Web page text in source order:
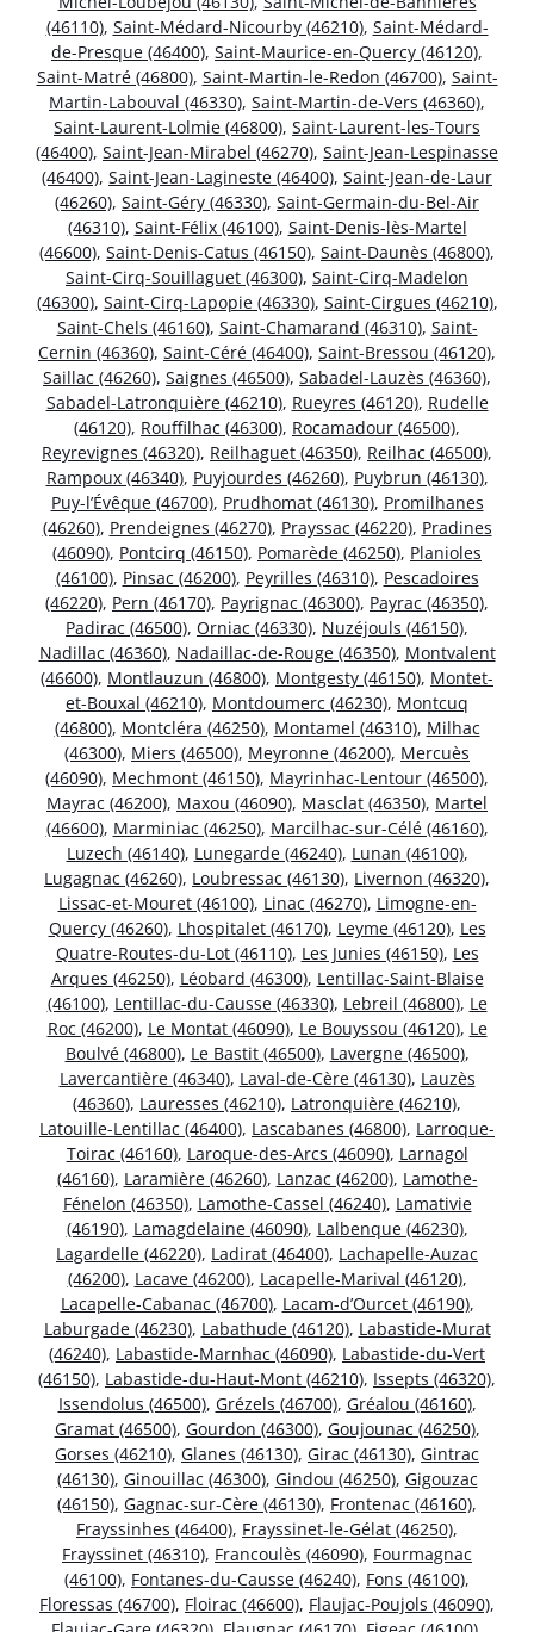
(46110), Saint-Médard-Nicourby (46210), Saint-Médard-
de-Presque (46400), Saint-Maurice-en-Quercy (46120),
Saint-Matré (46800), Saint-Martin-le-Redon (46700), Saint-
Martin-Labouval (46330), Saint-Martin-de-Vers (46360),
Saint-Laurent-Lolmie (46800), Saint-Laurent-les-Tours
(46400), Saint-Jean-Mirabel (46270), Saint-Jean-Lespinasse
(46400), Saint-Jean-Lagineste (46400), Saint-Jean-de-Laur
(46260), Saint-Géry (46330), Saint-Germain-du-Bel-Air
(46310), Saint-Félix (46100), Saint-Denis-lès-Martel
(46600), Saint-Denis-Catus (46150), Saint-Daunès (46800),
Saint-Cirq-Souillaguet (46300), Saint-Cirq-Madelon
(46300), Saint-Cirq-Lapopie (46330), Saint-Cirgues (46210),
Saint-Chels (46160), Saint-Chamarand (46310), Saint-
Cernin (46360), Saint-Céré (46400), Saint-Bressou (46120),
Saillac (46260), Saignes (46500), Sabadel-Lauzès (46360),
Sabadel-Latronquière (46210), Rueyres (46120), Rudelle
(46120), Rouffilhac (46300), Rocamadour (46500),
Reyrevignes (46320), Reilhaguet (46350), Reilhac (46500),
Rampoux (46340), Puyjourdes (46260), Puybrun (46130),
Puy-l’Évêque (46700), Prudhomat (46130), Promilhanes
(46260), Prendeignes (46270), Prayssac (46220), Pradines
(46090), Pontcirq (46150), Pomarède (46250), Planioles
(46100), Pinsac (46200), Peyrilles (46310), Pescadoires
(46220), Pern (46170), Payrignac (46300), Payrac (46350),
Padirac (46500), Orniac (46330), Nuzéjouls (46150),
Nadillac (46360), Nadaillac-de-Rouge (46350), Montvalent
(46600), Montlauzun (46800), Montgesty (46150), Montet-
et-Bouxal (46210), Montdoumerc (46230), Montcuq
(46800), Montcléra (46250), Montamel (46310), Milhac
(46300), Miers (46500), Meyronne (46200), Mercuès
(46090), Mechmont (46150), Mayrinhac-Lentour (46500),
Mayrac (46200), Maxou (46090), Masclat (46350), Martel
(46600), Marminiac (46250), Marcilhac-sur-Célé (46160),
Luzech (46140), Lunegarde (46240), Lunan (46100),
Lugagnac (46260), Loubressac (46130), Livernon (46320),
Lissac-et-Mouret (46100), Linac (46270), Limogne-en-
Quercy (46260), Lhospitalet (46170), Leyme (46120), Les
Quatre-Routes-du-Lot (46110), Les Junies (46150), Les
Arques (46250), Léobard (46300), Lentillac-Saint-Blaise
(46100), Lentillac-du-Causse (46330), Lebreil (46800), Le
Roc (46200), Le Montat (46090), Le Bouyssou (46120), Le
Boulvé (46800), Le Bastit (46500), Lavergne (46500),
Lavercantière (46340), Laval-de-Cère (46130), Lauzès
(46360), Lauresses (46210), Latronquière (46210),
Latouille-Lentillac (46400), Lascabanes (46800), Larroque-
Toirac (46160), Laroque-des-Arcs (46090), Larnagol
(46160), Laramière (46260), Lanzac (46200), Lamothe-
Fénelon (46350), Lamothe-Cassel (46240), Lamativie
(46190), Lamagdelaine (46090), Lalbenque (46230),
Lagardelle (46220), Ladirat (46400), Lachapelle-Auzac
(46200), Lacave (46200), Lacapelle-Marival (46120),
Lacapelle-Cabanac (46700), Lacam-d’Ourcet (46190),
Laburgade (46230), Labathude (46120), Labastide-Murat
(46240), Labastide-Marnhac (46090), Labastide-du-Vert
(46150), Labastide-du-Haut-Mont (46210), Issepts (46320),
Issendolus (46500), Grézels (46700), Gréalou (46160),
Gramat (46500), Gourdon (46300), Goujounac (46250),
Gorses (46210), Glanes (46130), Girac (46130), Gintrac
(46130), Ginouillac (46300), Gindou (46250), Gigouzac
(46150), Gagnac-sur-Cère (46130), Frontenac (46160),
Frayssinhes (46400), Frayssinet-le-Gélat (46250),
Frayssinet (46310), Francoulès (46090), Fourmagnac
(46100), Fontanes-du-Causse (46240), Fons (46100),
Floressas (46700), Floirac (46600), Flaujac-Poujols (46090),